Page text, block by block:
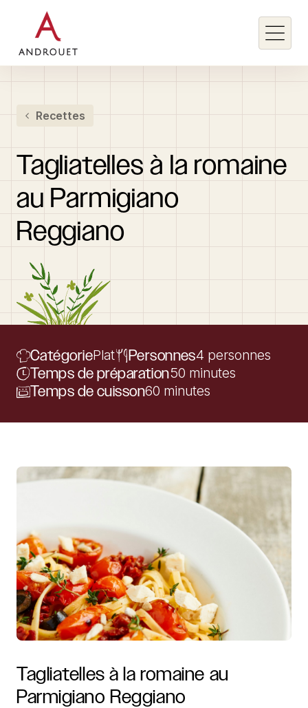
Rechercher un mot clé
Recettes
Tagliatelles à la romaine
au Parmigiano
Reggiano
CatégoriePlat Personnes4 personnes
Temps de préparation50 minutes
Temps de cuisson60 minutes
Tagliatelles à la romaine au
Parmigiano Reggiano